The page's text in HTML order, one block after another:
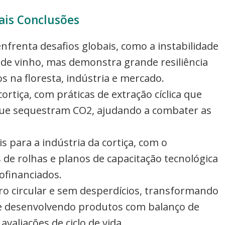
Conclusões
desafios globais, como a instabilidade
vinho, mas demonstra grande resiliência
na floresta, indústria e mercado.
com práticas de extração cíclica que
sequestram CO2, ajudando a combater as
para a indústria da cortiça, com o
rolhas e planos de capacitação tecnológica
circular e sem desperdícios, transformando
produtos com balanço de